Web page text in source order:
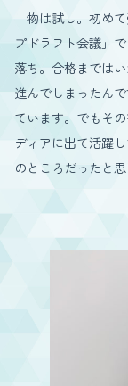
物は試し。初めて
プドラフト会議」
落ち。合格までは
進んでしまったん
ています。でもそ
ディアに出て活躍
のところだったと